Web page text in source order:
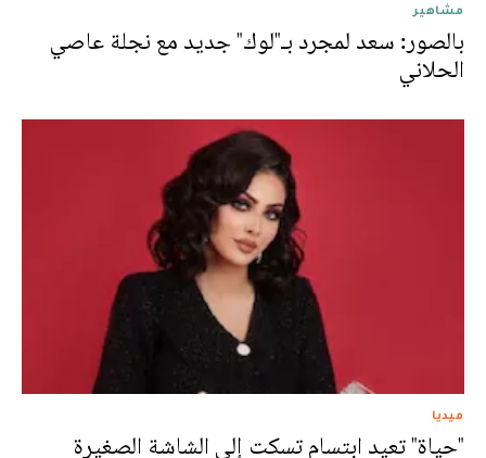
مشاهير
بالصور: سعد لمجرد بـ"لوك" جديد مع نجلة عاصي
الحلاني
ميديا
"حياة" تعيد ابتسام تسكت إلى الشاشة الصغيرة